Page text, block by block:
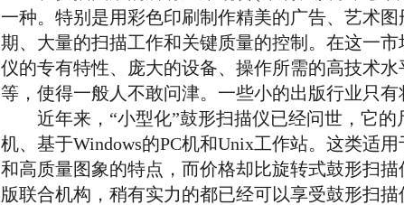
一种。特别是用彩色印刷制作精美的广告、艺术
期、大量的扫描工作和关键质量的控制。在这一
仪的专有特性、庞大的设备、操作所需的高技术
等，使得一般人不敢问津。一些小的出版行业只有
近年来，“小型化”鼓形扫描仪已经问世，它的
机、基于Windows的PC机和Unix工作站。这类适
和高质量图象的特点，而价格却比旋转式鼓形扫
版联合机构，稍有实力的都已经可以享受鼓形扫描